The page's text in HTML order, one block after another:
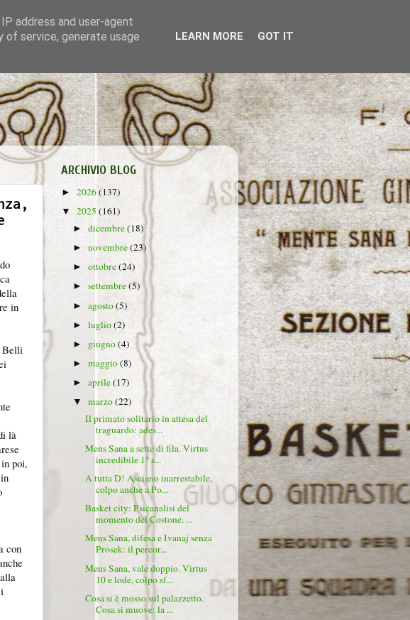
in
Belli
là
poi,
con
ARCHIVIO BLOG
► 2026(137)
▼ 2025 (161)
►dicembre(18)
►novembre(23)
►ottobre(24)
►settembre(5)
►agosto(5)
►luglio(2)
► giugno(4)
►maggio(8)
►aprile(17)
▼marzo(22)
Il primato solitario in attesa del
traguardo: ades...
Mens Sana a sette di fila. Virtus
incredibile 1° s...
A tutta D! Asciano inarrestabile,
colpo anche a Po...
Basket city: Psicanalisi del
momento del Costone. ...
Mens Sana, difesa e Ivanaj senza
Prosek: il percor...
Mens Sana, vale doppio. Virtus
10 e lode, colpo sf...
Cosa si è mosso sul palazzetto.
Cosa si muove: la ...
address and user-agent
of service, generate usage
LEARN MORE GOT IT